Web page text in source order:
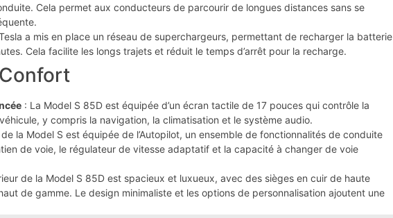
Cela permet aux conducteurs de parcourir de longues distances sans se
a mis en place un réseau de superchargeurs, permettant de recharger la batterie
Cela facilite les longs trajets et réduit le temps d’arrêt pour la recharge.
: La Model S 85D est équipée d’un écran tactile de 17 pouces qui contrôle la
y compris la navigation, la climatisation et le système audio.
la Model S est équipée de l’Autopilot, un ensemble de fonctionnalités de conduite
de voie, le régulateur de vitesse adaptatif et la capacité à changer de voie
de la Model S 85D est spacieux et luxueux, avec des sièges en cuir de haute
de gamme. Le design minimaliste et les options de personnalisation ajoutent une